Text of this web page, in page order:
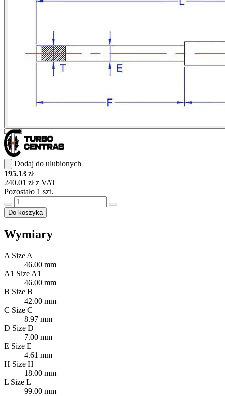
Dodaj do ulubionych
195.13 zł
240.01 zł z VAT
Pozostało 1 szt.
Do koszyka
Wymiary
A Size A
46.00 mm
A1 Size A1
46.00 mm
B Size B
42.00 mm
C Size C
8.97 mm
D Size D
7.00 mm
E Size E
4.61 mm
H Size H
18.00 mm
L Size L
99.00 mm